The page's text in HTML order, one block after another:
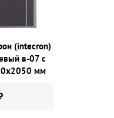
(intecron)
в-07 с
мм